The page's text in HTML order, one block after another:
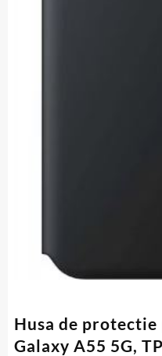
Husa de protectie
Galaxy A55 5G,